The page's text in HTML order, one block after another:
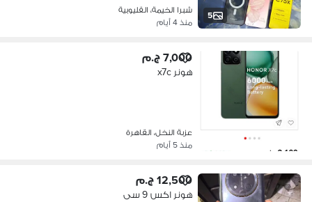
5
شبرا الخيمة، القليوبية
منذ 4 أيام
7,000 ج.م
هونر x7c
عزبة النخل، القاهرة
منذ 5 أيام
12,500 ج.م
هونر اكس 9 سى